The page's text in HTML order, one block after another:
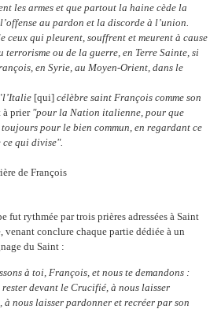
les armes et que partout la haine cède la
au pardon et la discorde à l’union.
ceux qui pleurent, souffrent et meurent à cause
terrorisme ou de la guerre, en Terre Sainte, si
en Syrie, au Moyen-Orient, dans le
l’Italie [qui] célèbre saint François comme son
prier"pour la Nation italienne, pour que
pour le bien commun, en regardant ce
qui divise".
de François
fut rythmée par trois prières adressées à Saint
venant conclure chaque partie dédiée à un
du Saint :
à toi, François, et nous te demandons :
devant le Crucifié, à nous laisser
nous laisser pardonner et recréer par son